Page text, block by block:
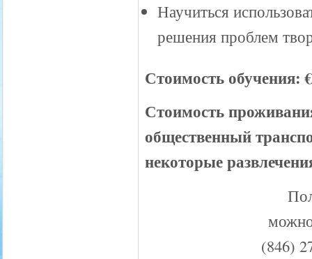
Научиться
решения проблем
Стоимость обучения:
Стоимость
общественный
некоторые
(846)